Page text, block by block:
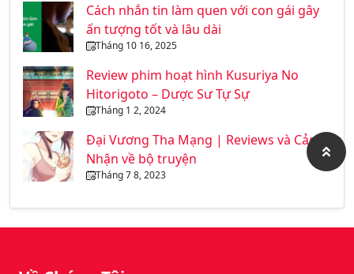
Cách nhắn tin làm quen với con gái gây
ấn tượng tốt và lâu dài
Tháng 10 16, 2025
Review phim hoạt hình Kusuriya No
Hitorigoto – Dược Sư Tự Sự
Tháng 1 2, 2024
Đại Vương Tha Mạng | Reviews và Cảm
Nhận về bộ truyện
Tháng 7 8, 2023